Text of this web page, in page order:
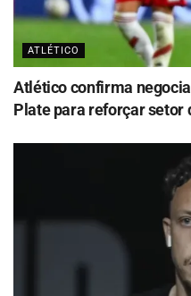
ATLÉTICO
Atlético confirma
Plate para reforçar setor